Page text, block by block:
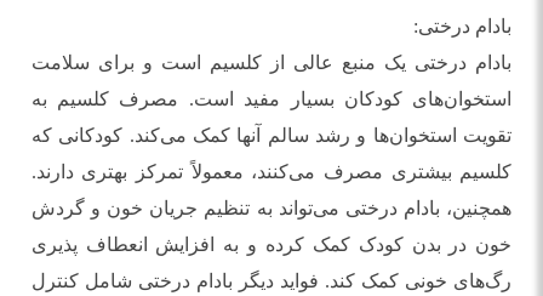
بادام درختی:
بادام درختی یک منبع عالی از کلسیم است و برای سلامت
استخوان‌های کودکان بسیار مفید است. مصرف کلسیم به
تقویت استخوان‌ها و رشد سالم آنها کمک می‌کند. کودکانی که
کلسیم بیشتری مصرف می‌کنند، معمولاً تمرکز بهتری دارند.
همچنین، بادام درختی می‌تواند به تنظیم جریان خون و گردش
خون در بدن کودک کمک کرده و به افزایش انعطاف پذیری
رگ‌های خونی کمک کند. فواید دیگر بادام درختی شامل کنترل